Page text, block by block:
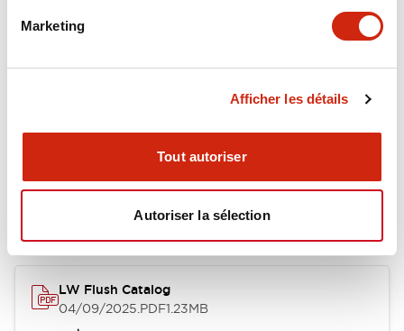
Marketing
Afficher les détails
Tout autoriser
Autoriser la sélection
Documents et fichiers
Catalogues Et Brochures Fichiers CAO
LW Flush Catalog
04/09/2025.PDF1.23MB